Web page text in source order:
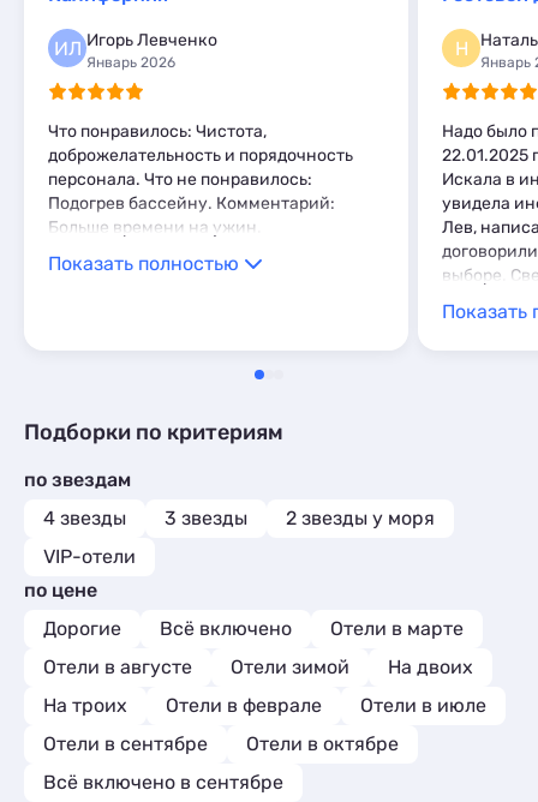
Комнаты 1
Мини-отели 2
ИЛ Игорь Левченко
Январь 2026
Что понравилось: Чистота,
доброжелательность и порядочность
персонала. Что не понравилось:
Подогрев бассейну. Комментарий:
Больше времени на ужин.
Показать полностью
Н
Январь
Надо было
22.01.2025
Искала в
увидела
Лев,
выборе.
проявила
внимание.
уютный. В
Показать
Подборки по критериям
по звездам
4 звезды
3 звезды
2 звезды у моря
VIP-отели
по цене
Дорогие
Всё включено
Отели в марте
Отели в августе
Отели зимой
На двоих
На троих
Отели в феврале
Отели в июле
Отели в сентябре
Отели в октябре
Всё включено в сентябре